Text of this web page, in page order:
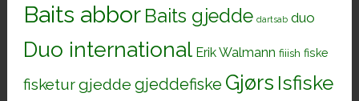
Baits abbor Baits gjedde dartsab duo
Duo international Erik Walmann fiiish fiske
fisketurgjedde gjeddefiske Gjørs Isfiske